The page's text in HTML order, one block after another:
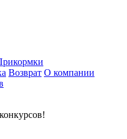
Возврат О компании